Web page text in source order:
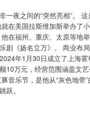
一夜之间的“突然亮相”。 这
在美国拉斯维加斯举办了
在福州、重庆、太原等地
剧《扬名立万》。 商业布
年1月30日成立了上海
10万元，经营范围涵盖文
音乐节，是他从“灰色地带
跃。